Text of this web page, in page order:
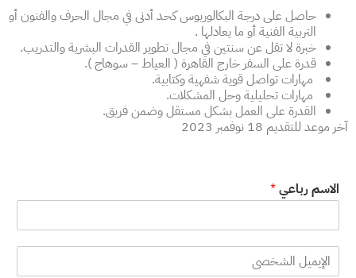
حاصل على درجة البكالوريوس كحد أدنى في مجال الحرف والفنون أو
التربية الفنية أو ما يعادلها .
خبرة لا تقل عن سنتين في مجال تطوير القدرات البشرية والتدريب.
قدرة على السفر خارج القاهرة ( العياط – سوهاج ).
مهارات تواصل قوية شفهية وكتابية.
مهارات تحليلية وحل المشكلات.
القدرة على العمل بشكل مستقل وضمن فريق.
آخر موعد للتقديم 18 نوفمبر 2023
الاسم رباعي*
ا